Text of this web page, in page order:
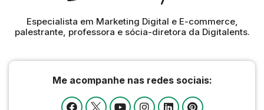
Especialista em Marketing Digital e E-commerce,
palestrante, professora e sócia-diretora da Digitalents.
Me acompanhe nas redes sociais: